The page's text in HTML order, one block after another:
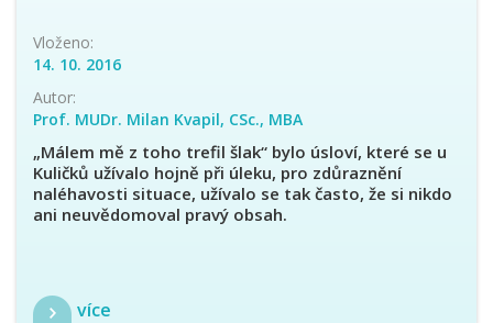
Vloženo:
14. 10. 2016
Autor:
Prof. MUDr. Milan Kvapil, CSc., MBA
„Málem mě z toho trefil šlak“ bylo úsloví, které se u
Kuličků užívalo hojně při úleku, pro zdůraznění
naléhavosti situace, užívalo se tak často, že si nikdo
ani neuvědomoval pravý obsah.
více